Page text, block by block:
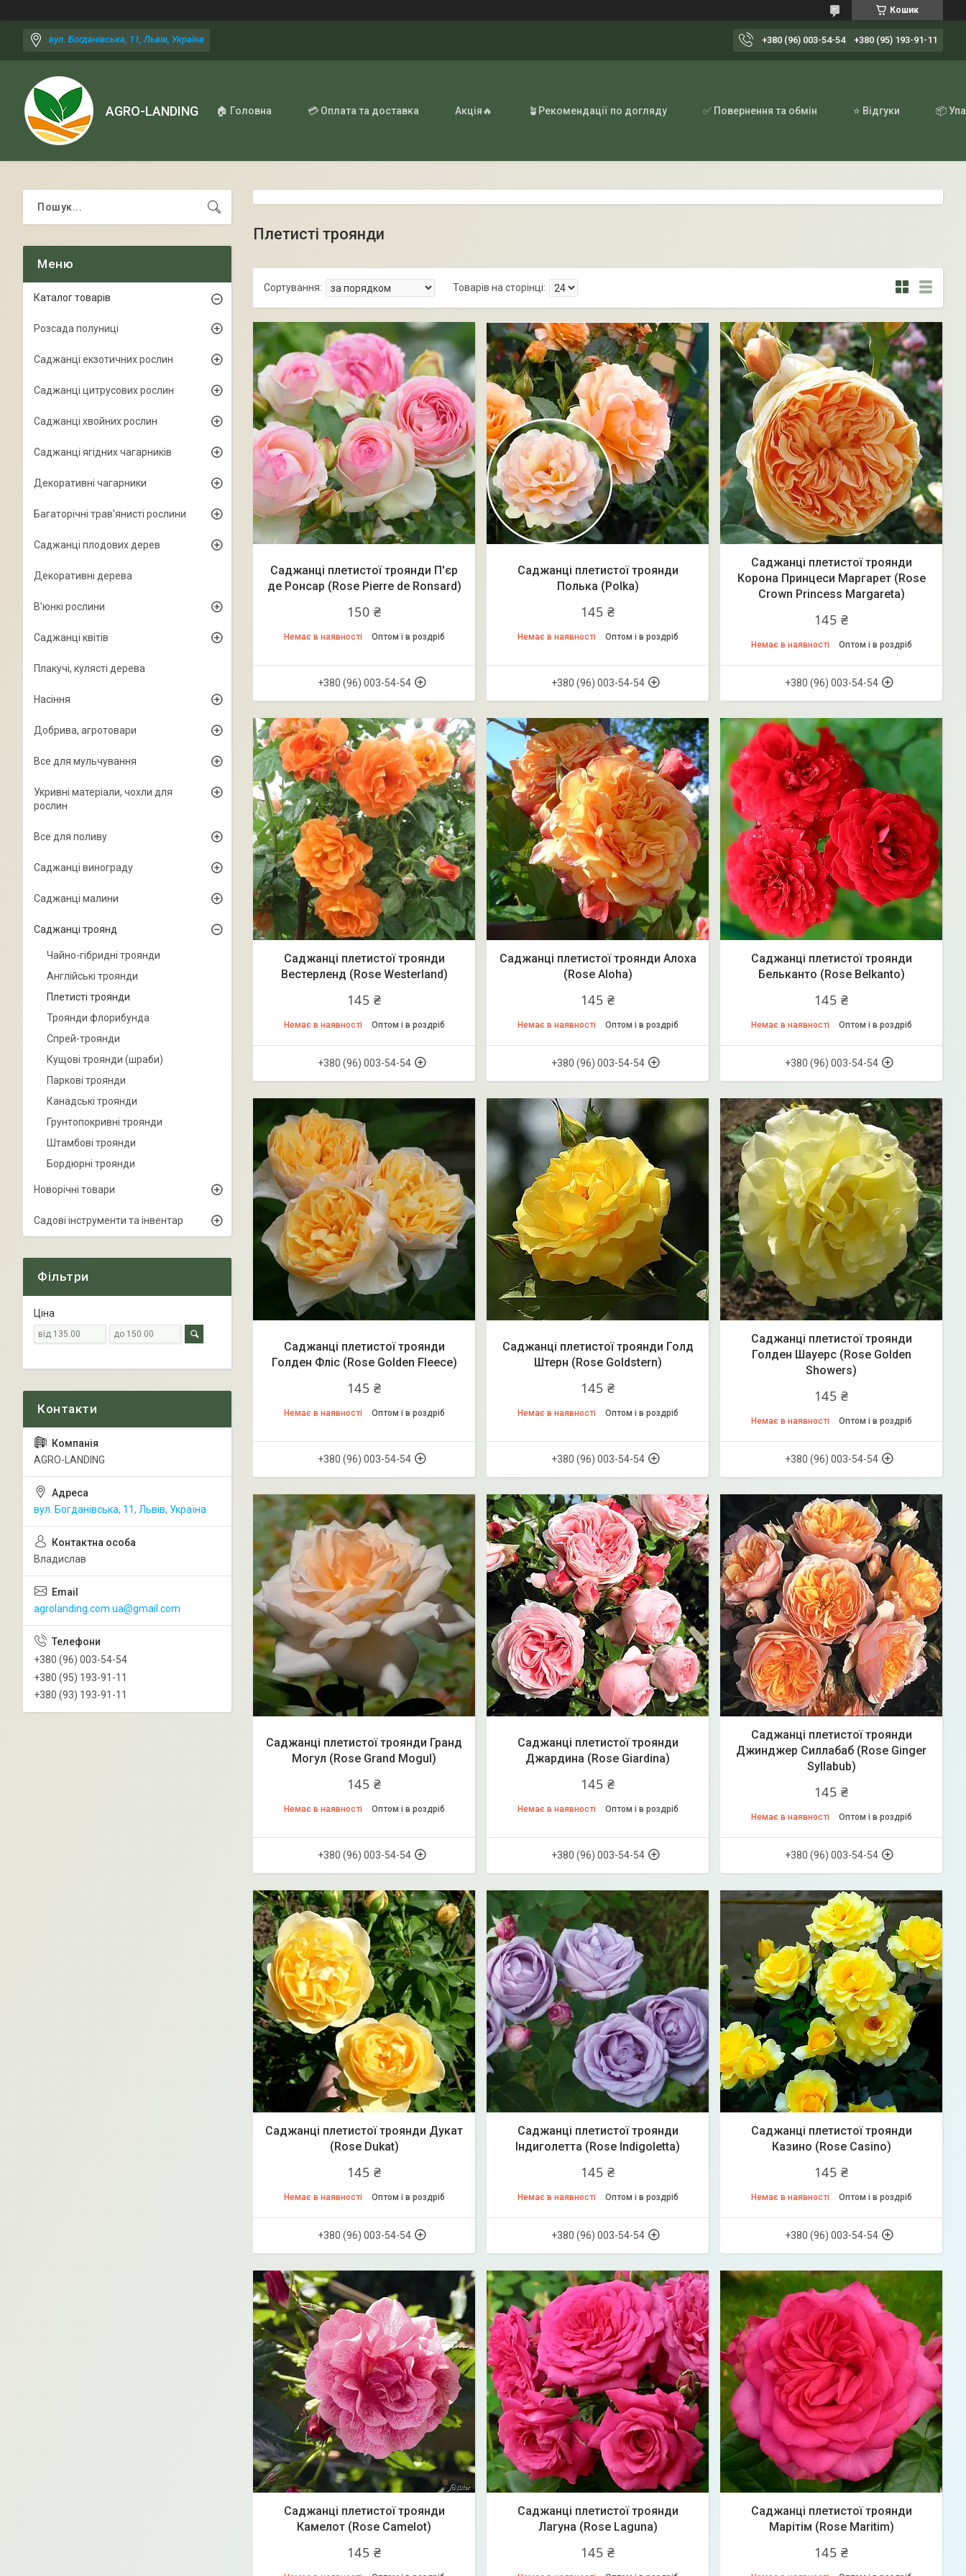
Кошик
вул. Богданівська, 11, Львів, Україна +380 (96) 003-54-54 +380 (95) 193-91-11
AGRO-LANDING 🏠 Головна 💳 Оплата та доставка Акція🔥 🪴Рекомендації по догляду ✅ Повернення та обмін ⭐ Відгуки 📦
Плетисті троянди
Саджанці плетистої троянди П'єр
де Ронсар (Rose Pierre de Ronsard)
150 ₴
Немає в наявності Оптом і в роздріб
+380 (96) 003-54-54
Саджанці плетистої троянди
Полька (Polka)
145 ₴
Немає в наявності Оптом і в роздріб
+380 (96) 003-54-54
Саджанці плетистої троянди
Корона Принцеси Маргарет (Rose
Crown Princess Margareta)
145 ₴
Немає в наявності Оптом і в роздріб
+380 (96) 003-54-54
Саджанці плетистої троянди
Вестерленд (Rose Westerland)
145 ₴
Немає в наявності Оптом і в роздріб
+380 (96) 003-54-54
Саджанці плетистої троянди Алоха
(Rose Aloha)
145 ₴
Немає в наявності Оптом і в роздріб
+380 (96) 003-54-54
Саджанці плетистої троянди
Бельканто (Rose Belkanto)
145 ₴
Немає в наявності Оптом і в роздріб
+380 (96) 003-54-54
Саджанці плетистої троянди
Голден Фліс (Rose Golden Fleece)
145 ₴
Немає в наявності Оптом і в роздріб
+380 (96) 003-54-54
Саджанці плетистої троянди Голд
Штерн (Rose Goldstern)
145 ₴
Немає в наявності Оптом і в роздріб
+380 (96) 003-54-54
Саджанці плетистої троянди
Голден Шауерс (Rose Golden
Showers)
145 ₴
Немає в наявності Оптом і в роздріб
+380 (96) 003-54-54
Саджанці плетистої троянди Гранд
Могул (Rose Grand Mogul)
145 ₴
Немає в наявності Оптом і в роздріб
+380 (96) 003-54-54
Саджанці плетистої троянди
Джардина (Rose Giardina)
145 ₴
Немає в наявності Оптом і в роздріб
+380 (96) 003-54-54
Саджанці плетистої троянди
Джинджер Силлабаб (Rose Ginger
Syllabub)
145 ₴
Немає в наявності Оптом і в роздріб
+380 (96) 003-54-54
Саджанці плетистої троянди Дукат
(Rose Dukat)
145 ₴
Немає в наявності Оптом і в роздріб
+380 (96) 003-54-54
Саджанці плетистої троянди
Індиголетта (Rose Indigoletta)
145 ₴
Немає в наявності Оптом і в роздріб
+380 (96) 003-54-54
Саджанці плетистої троянди
Казино (Rose Casino)
145 ₴
Немає в наявності Оптом і в роздріб
+380 (96) 003-54-54
Саджанці плетистої троянди
Камелот (Rose Camelot)
145 ₴
Саджанці плетистої троянди
Лагуна (Rose Laguna)
145 ₴
Саджанці плетистої троянди
Марітім (Rose Maritim)
145 ₴
Каталог товарів
Розсада полуниці
Саджанці екзотичних рослин
Саджанці цитрусових рослин
Саджанці хвойних рослин
Саджанці ягідних чагарників
Декоративні чагарники
Багаторічні трав'янисті рослини
Саджанці плодових дерев
Декоративні дерева
В'юнкі рослини
Саджанці квітів
Плакучі, кулясті дерева
Насіння
Добрива, агротовари
Все для мульчування
Укривні матеріали, чохли для
рослин
Все для поливу
Саджанці винограду
Саджанці малини
Саджанці троянд
Чайно-гібридні троянди
Англійські троянди
Плетисті троянди
Троянди флорибунда
Спрей-троянди
Кущові троянди (шраби)
Паркові троянди
Канадські троянди
Грунтопокривні троянди
Штамбові троянди
Бордюрні троянди
Новорічні товари
Садові інструменти та інвентар
Фільтри
Ціна
AGRO-LANDING
вул. Богданівська, 11, Львів, Україна
Владислав
agrolanding.com.ua@gmail.com
+380 (96) 003-54-54
+380 (95) 193-91-11
+380 (93) 193-91-11